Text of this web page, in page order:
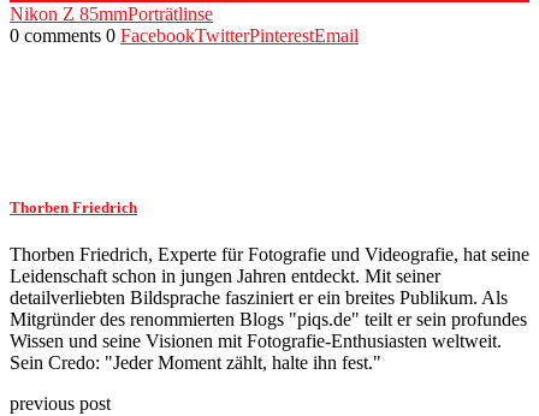
Nikon Z 85mmPorträtlinse
0 comments 0 FacebookTwitterPinterestEmail
Thorben Friedrich
Thorben Friedrich, Experte für Fotografie und Videografie, hat seine
Leidenschaft schon in jungen Jahren entdeckt. Mit seiner
detailverliebten Bildsprache fasziniert er ein breites Publikum. Als
Mitgründer des renommierten Blogs "piqs.de" teilt er sein profundes
Wissen und seine Visionen mit Fotografie-Enthusiasten weltweit.
Sein Credo: "Jeder Moment zählt, halte ihn fest."
previous post